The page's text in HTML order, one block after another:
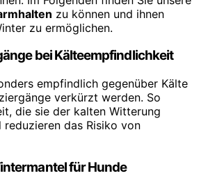
zu können und ihnen
zu ermöglichen.
bei Kälteempfindlichkeit
empfindlich gegenüber Kälte
verkürzt werden. So
die sie der kalten Witterung
das Risiko von
für Hunde